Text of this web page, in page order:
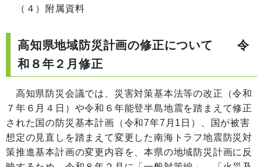
（４）附属資料
高知県地域防災計画の修正について 令
和８年２月修正
高知県防災会議では、災害対策基本法等の改正（令和
７年６月４日）や令和６年能登半島地震を踏まえて修正
された国の防災基本計画（令和7年7月1日）、国が被害
想定の見直しを踏まえて変更した南海トラフ地震防災対
策推進基本計画の変更内容を、本県の地域防災計画に反